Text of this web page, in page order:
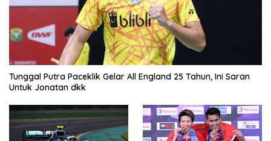
Tunggal Putra Paceklik Gelar All England 25 Tahun, Ini Saran
Untuk Jonatan dkk